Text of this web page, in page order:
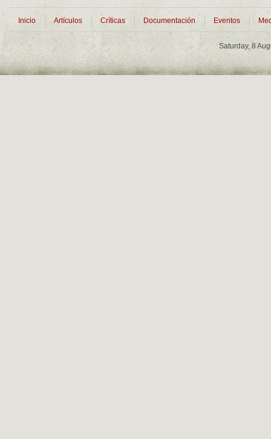
Inicio Artículos Críticas Documentación Eventos
Saturday, 8